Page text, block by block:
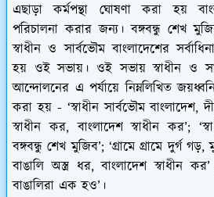
এছাড়া কর্মপন্থা ঘোষণা করা হয়
পরিচালনা করার জন্য। বঙ্গবন্ধু শেখ
স্বাধীন ও সার্বভৌম বাংলাদেশের
হয় ওই সভায়। ওই সভায় স্বাধীন ও
আন্দোলনের এ পর্যায়ে নিম্নলিখিত
করা হয় - ‘স্বাধীন সার্বভৌম বাংলাদেশ,
স্বাধীন কর, বাংলাদেশ স্বাধীন কর’;
বঙ্গবন্ধু শেখ মুজিব’; ‘গ্রামে গ্রামে দুর্গ
বাঙালি অস্ত্র ধর, বাংলাদেশ স্বাধীন
বাঙালিরা এক হও’।